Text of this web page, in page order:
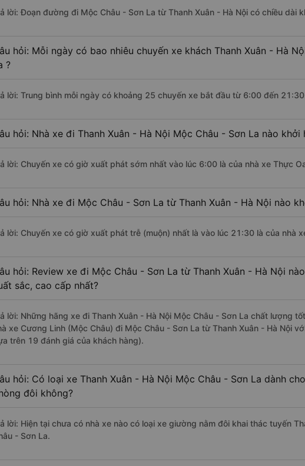
lời: Đoạn đường đi Mộc Châu - Sơn La từ Thanh Xuân - Hà Nội có chiều dài
hỏi: Mỗi ngày có bao nhiêu chuyến xe khách Thanh Xuân - Hà
?
lời: Trung bình mỗi ngày có khoảng 25 chuyến xe bắt đầu từ 6:00 đến
hỏi: Nhà xe đi Thanh Xuân - Hà Nội Mộc Châu - Sơn La nào khởi
lời: Chuyến xe có giờ xuất phát sớm nhất vào lúc 6:00 là của nhà xe Thực
hỏi: Nhà xe đi Mộc Châu - Sơn La từ Thanh Xuân - Hà Nội nào
lời: Chuyến xe có giờ xuất phát trễ (muộn) nhất là vào lúc 21:30 là của nhà
hỏi: Review xe đi Mộc Châu - Sơn La từ Thanh Xuân - Hà Nội
sắc, cao cấp nhất?
lời: Những hãng xe đi Thanh Xuân - Hà Nội Mộc Châu - Sơn La chất lượng
xe Cương Linh (Mộc Châu) đi Mộc Châu - Sơn La từ Thanh Xuân - Hà Nội
trên 19 đánh giá của khách hàng).
hỏi: Có loại xe Thanh Xuân - Hà Nội Mộc Châu - Sơn La dành
đôi không?
lời: Hiện tại chưa có nhà xe nào có loại xe giường nằm đôi khai thác tuyến
- Sơn La.